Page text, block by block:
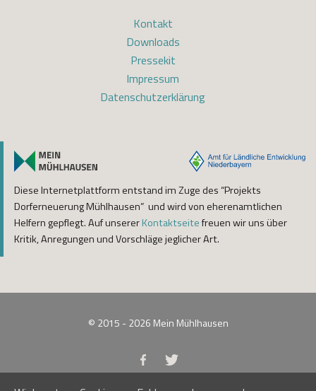
Kontakt
Downloads
Pressekit
Impressum
Datenschutzerklärung
Diese Internetplattform entstand im Zuge des “Projekts
Dorferneuerung Mühlhausen” und wird von eherenamtlichen
Helfern gepflegt. Auf unsererKontaktseitefreuen wir uns über
Kritik, Anregungen und Vorschläge jeglicher Art.
© 2015 - 2026 Mein Mühlhausen